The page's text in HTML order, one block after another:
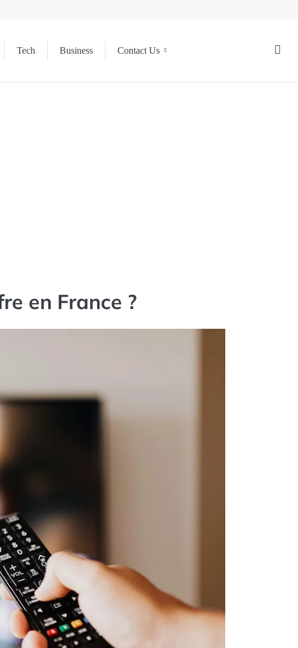
Tech Business Contact Us
en France ?